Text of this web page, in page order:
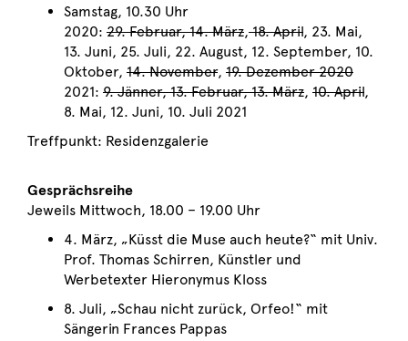
Samstag, 10.30 Uhr
2020: 29. Februar, 14. März,18. April, 23. Mai,
13. Juni, 25. Juli, 22. August, 12. September, 10.
Oktober, 14. November, 19. Dezember2020
2021: 9. Jänner, 13. Februar, 13. März, 10. April,
8. Mai, 12. Juni, 10. Juli 2021
Treffpunkt: Residenzgalerie
Gesprächsreihe
Jeweils Mittwoch, 18.00 – 19.00 Uhr
4. März, „Küsst die Muse auch heute?“ mit Univ.
Prof. Thomas Schirren, Künstler und
Werbetexter Hieronymus Kloss
8. Juli, „Schau nicht zurück, Orfeo!“ mit
Sängerin Frances Pappas